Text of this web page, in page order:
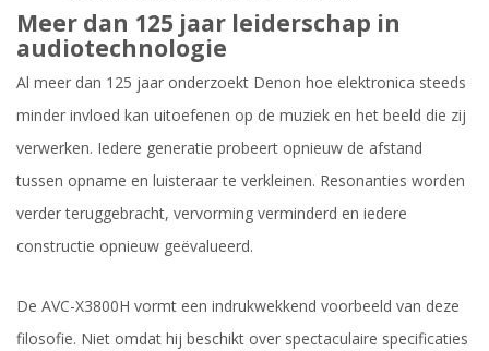
Meer dan 125 jaar leiderschap in
audiotechnologie
Al meer dan 125 jaar onderzoekt Denon hoe elektronica steeds
minder invloed kan uitoefenen op de muziek en het beeld die zij
verwerken. Iedere generatie probeert opnieuw de afstand
tussen opname en luisteraar te verkleinen. Resonanties worden
verder teruggebracht, vervorming verminderd en iedere
constructie opnieuw geëvalueerd.
De AVC-X3800H vormt een indrukwekkend voorbeeld van deze
filosofie. Niet omdat hij beschikt over spectaculaire specificaties